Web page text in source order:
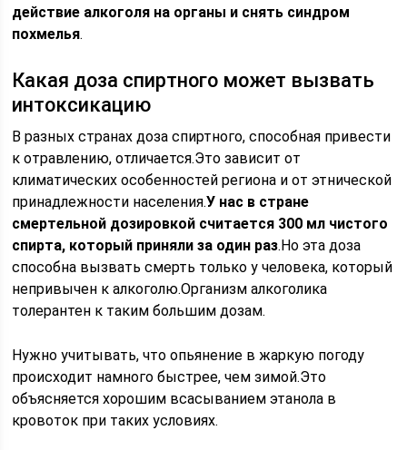
действие алкоголя на органы и снять синдром
похмелья.
Какая доза спиртного может вызвать
интоксикацию
В разных странах доза спиртного, способная привести
к отравлению, отличается.Это зависит от
климатических особенностей региона и от этнической
принадлежности населения.У нас в стране
смертельной дозировкой считается 300 мл чистого
спирта, который приняли за один раз.Но эта доза
способна вызвать смерть только у человека, который
непривычен к алкоголю.Организм алкоголика
толерантен к таким большим дозам.
Нужно учитывать, что опьянение в жаркую погоду
происходит намного быстрее, чем зимой.Это
объясняется хорошим всасыванием этанола в
кровоток при таких условиях.